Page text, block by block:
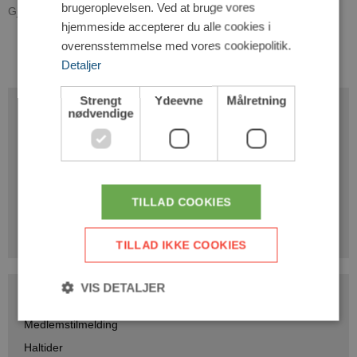
Gjøl Gymnastik og Boldklub.
Gjøl Gymnastik og Boldklub
Rønnebærvej 12, Gjøl
9440 Aabybro
Mail:info@gjoelgb.dk
Medlemstilmelding
Haltider
brugeroplevelsen. Ved at bruge vores
hjemmeside accepterer du alle cookies i
overensstemmelse med vores cookiepolitik.
Detaljer
Strengt
nødvendige
Ydeevne Målretning
TILLAD COOKIES
TILLAD IKKE COOKIES
VIS DETALJER